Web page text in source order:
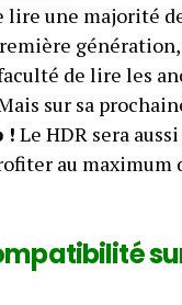
une majorité
de lire les
sur sa
! Le HDR sera
au maximum